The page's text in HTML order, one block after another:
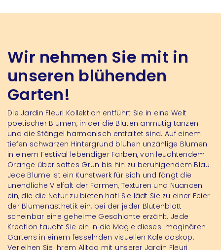
Wir nehmen Sie mit in
unseren blühenden
Garten!
Die Jardin Fleuri Kollektion entführt Sie in eine Welt
poetischer Blumen, in der die Blüten anmutig tanzen
und die Stängel harmonisch entfaltet sind. Auf einem
tiefen schwarzen Hintergrund blühen unzählige Blumen
in einem Festival lebendiger Farben, von leuchtendem
Orange über sattes Grün bis hin zu beruhigendem Blau.
Jede Blume ist ein Kunstwerk für sich und fängt die
unendliche Vielfalt der Formen, Texturen und Nuancen
ein, die die Natur zu bieten hat! Sie lädt Sie zu einer Feier
der Blumenästhetik ein, bei der jeder Blütenblatt
scheinbar eine geheime Geschichte erzählt. Jede
Kreation taucht Sie ein in die Magie dieses imaginären
Gartens in einem fesselnden visuellen Kaleidoskop.
Verleihen Sie Ihrem Alltag mit unserer Jardin Fleuri